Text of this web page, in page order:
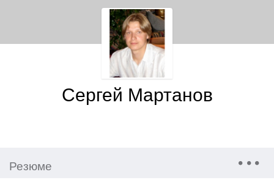
Сергей Мартанов
Резюме